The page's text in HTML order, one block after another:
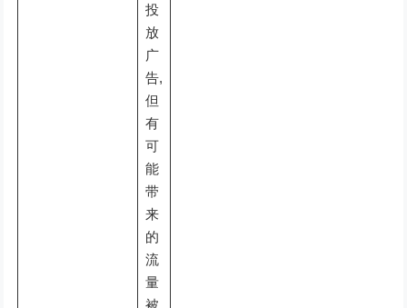
投
放
广
告,
但
有
可
能
带
来
的
流
量
被